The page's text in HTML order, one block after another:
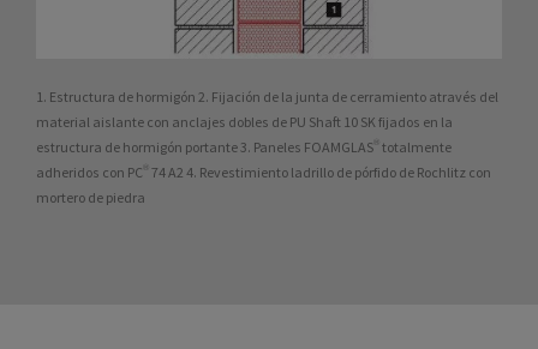
1. Estructura de hormigón 2. Fijación de la junta de cerramiento através del
material aislante con anclajes dobles de PU Shaft 10 SK fijados en la
estructura de hormigón portante 3. Paneles FOAMGLAS® totalmente
adheridos con PC® 74 A2 4. Revestimiento ladrillo de pórfido de Rochlitz con
mortero de piedra